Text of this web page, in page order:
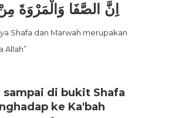
اِنَّ الصَّفَا وَالْمَرْوَةَ
Shafa dan Marwah merupakan
Allah”
sampai di bukit Shafa
ke Ka'bah